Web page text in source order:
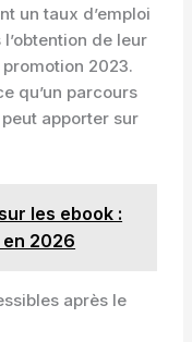
un taux d’emploi
de leur
2023.
qu’un parcours
apporter sur
les ebook :
2026
après le